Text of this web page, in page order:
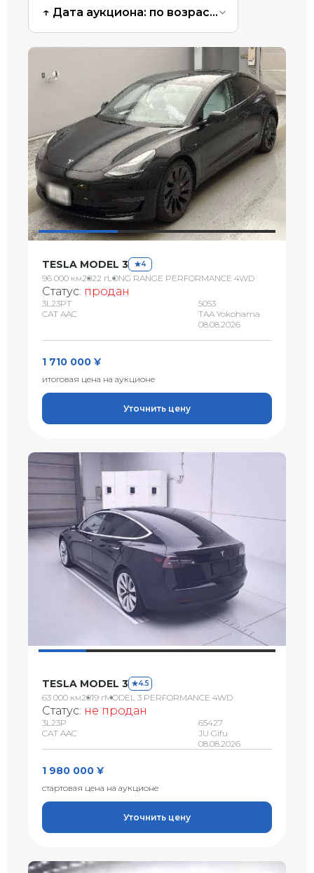
↑ Дата аукциона: по возрастанию
TESLA MODEL 3 4
96 000 км2022 гLONG RANGE PERFORMANCE 4WD
Статус: продан
3L23PT
CAT AAC
5053
TAA Yokohama
08.08.2026
1 710 000 ¥
итоговая цена на аукционе
Уточнить цену
TESLA MODEL 3 4.5
63 000 км2019 гMODEL 3 PERFORMANCE 4WD
Статус: не продан
3L23P
CAT AAC
65427
JU Gifu
08.08.2026
1 980 000 ¥
стартовая цена на аукционе
Уточнить цену